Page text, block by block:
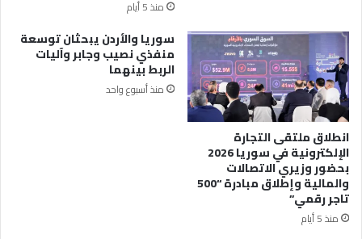
منذ 5 أيام
انطلاق ملتقى التجارة
الإلكترونية في سوريا 2026
بحضور وزيري الاتصالات
والمالية وإطلاق مبادرة “500
تاجر رقمي”
منذ 5 أيام
سوريا والأردن يبحثان توسعة
منفذي نصيب وجابر وآليات
الربط بينهما
منذ أسبوع واحد